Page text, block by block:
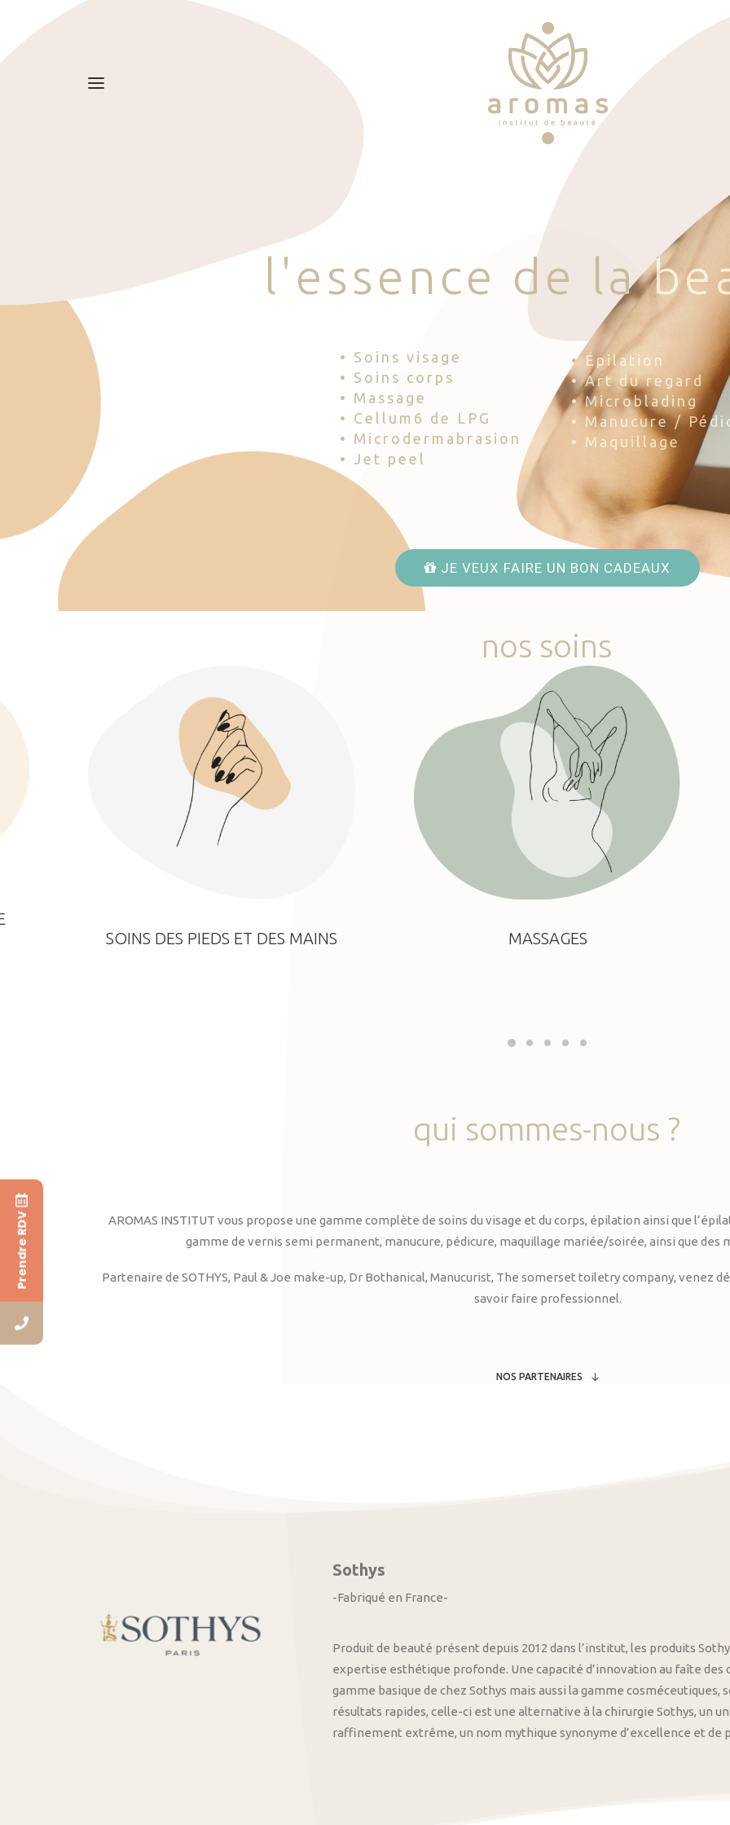
l 'esse nce d e la be
• Soins visage
• Soins corps
• Massage
• Cellum6 de LPG
• Microdermabrasion
• Jet peel
• Épilation
• Art du regard
• Microblading
• Manucure /
• Maquillage
JE VEUX FAIRE UN BON CADEAUX
nos soins
SOINS DES PIEDS ET DES MAINS
MASSAGES
qui sommes-nous ?
AROMAS INSTITUT vous propose une gamme complète de soins du visage et du corps, épilation ainsi que
gamme de vernis semi permanent, manucure, pédicure, maquillage mariée/soirée, ainsi que des
Partenaire de SOTHYS, Paul & Joe make-up, Dr Bothanical, Manucurist, The somerset toiletry company, venez
savoir faire professionnel.
NOS PARTENAIRES
Sothys
-Fabriqué en France-
Produit de beauté présent depuis 2012 dans l’institut, les produits
expertise esthétique profonde. Une capacité d’innovation au faîte
gamme basique de chez Sothys mais aussi la gamme
résultats rapides, celle-ci est une alternative à la chirurgie Sothys, un
raffinement extrême, un nom mythique synonyme d’excellence et de
Prendre RDV